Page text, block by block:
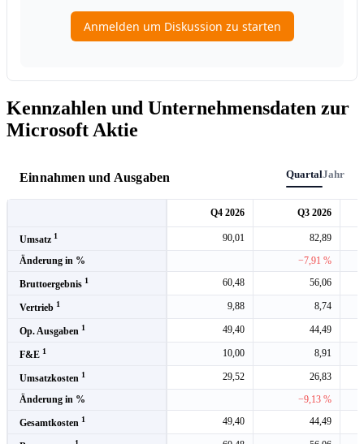
Kennzahlen und Unternehmensdaten zur
Microsoft Aktie
Einnahmen und Ausgaben QuartalJahr
Q4 2026 Q3 2026
Umsatz 1 90,01
82,89
Änderung in %
−7,91 %
Bruttoergebnis 1 60,48 56,06
Vertrieb 1 9,88 8,74
Op. Ausgaben 1 49,40 44,49
F&E 1 10,00 8,91
Umsatzkosten 1 29,52
26,83
Änderung in %
−9,13 %
Gesamtkosten 1 49,40 44,49